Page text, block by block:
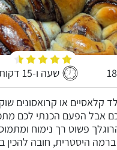
שעה ו-15 דקות
קלאסיים או קרואסונים
אבל הפעם הכנתי לכם
פשוט רך נימוח
היסטרית, חובה להכין